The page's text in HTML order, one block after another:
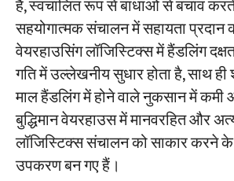
हैं, स्वचालित रूप से बाधाओं से बचाव
सहयोगात्मक संचालन में सहायता
वेयरहाउसिंग लॉजिस्टिक्स में हैंडलिंग
गति में उल्लेखनीय सुधार होता है, साथ
माल हैंडलिंग में होने वाले नुकसान में कमी
बुद्धिमान वेयरहाउस में मानवरहित और
लॉजिस्टिक्स संचालन को साकार करने
उपकरण बन गए हैं।